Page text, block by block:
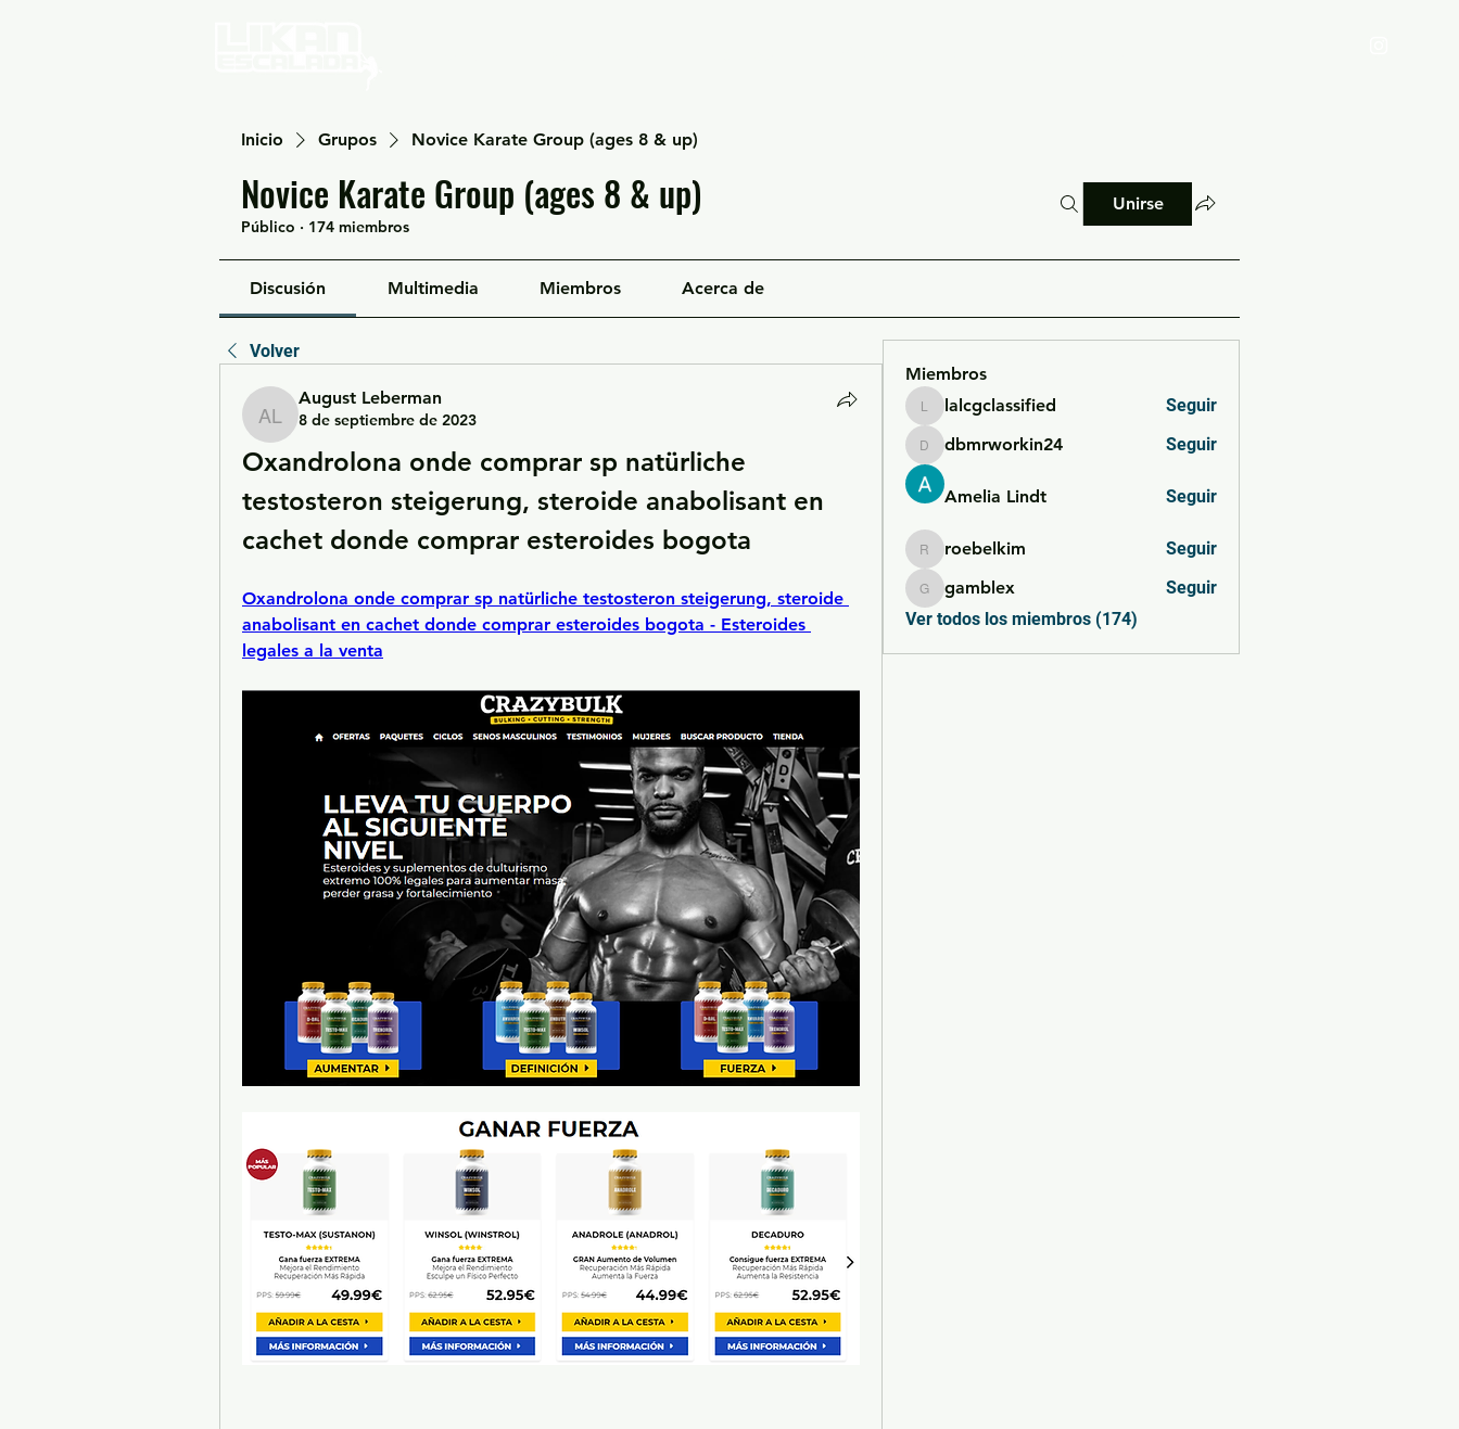
Inicio Grupos Novice Karate Group (ages 8 & up)
Novice Karate Group (ages 8 & up)
Público · 174 miembros
Unirse
Discusión Multimedia Miembros Acerca de
Volver
August Leberman
August Leberman
8 de septiembre de 2023
Oxandrolona onde comprar sp natürliche
testosteron steigerung, steroide anabolisant en
cachet donde comprar esteroides bogota
Oxandrolona onde comprar sp natürliche testosteron steigerung, steroide
anabolisant en cachet donde comprar esteroides bogota - Esteroides
legales a la venta
Miembros
lalcgclassified
lalcgclassified Seguir
dbmrworkin24
dbmrworkin24 Seguir
Amelia Lindt Seguir
roebelkim
roebelkim Seguir
gamblex
gamblex
Seguir
Ver todos los miembros (174)